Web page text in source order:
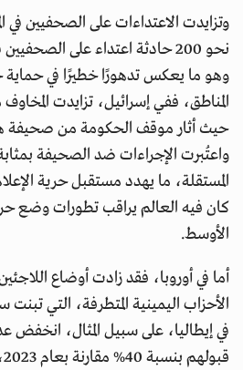
وتزايدت الاعتداءات على الصحفيين
نحو 200 حادثة اعتداء على
وهو ما يعكس تدهورًا خطيرًا في حماية
المناطق، ففي إسرائيل، تزايدت
حيث أثار موقف الحكومة من صحيفة
واعتُبرت الإجراءات ضد الصحيفة
المستقلة، ما يهدد مستقبل حرية
كان فيه العالم يراقب تطورات وضع
الأوسط.
أما في أوروبا، فقد زادت أوضاع
الأحزاب اليمينية المتطرفة، التي
في إيطاليا، على سبيل المثال، انخفض